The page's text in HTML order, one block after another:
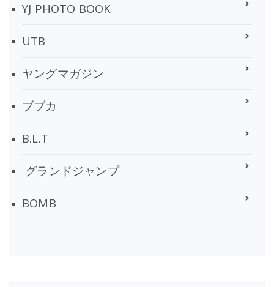
YJ PHOTO BOOK
UTB
ヤングマガジン
ブブカ
B.L.T
グランドジャンプ
BOMB